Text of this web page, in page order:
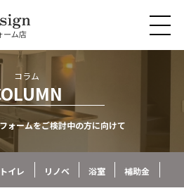
コラム
ォームをご検討中の方に向けて
トイレ リノベ 浴室 補助金